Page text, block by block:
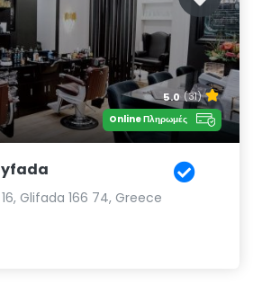
5.0 (31)
Online Πληρωμές
Glifada 166 74, Greece